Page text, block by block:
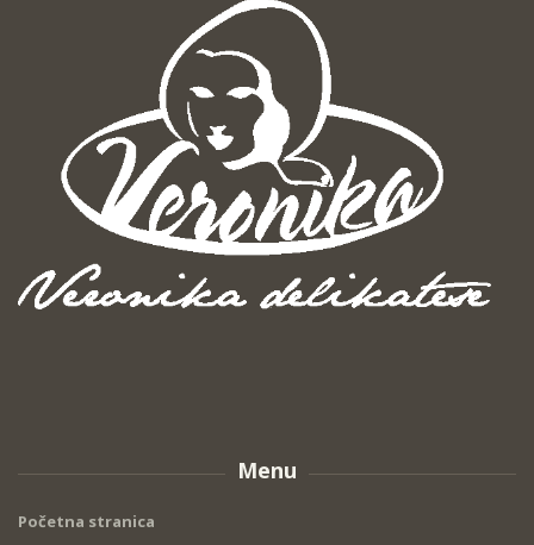
Menu
Početna stranica